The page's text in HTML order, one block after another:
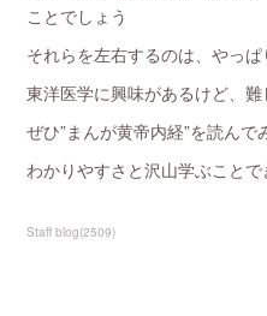
ことでしょう
それらを左右するのは、やっ
東洋医学に興味があるけど、
ぜひ”まんが黄帝内経”を読んで
わかりやすさと沢山学ぶことで
Staff blog(2509)